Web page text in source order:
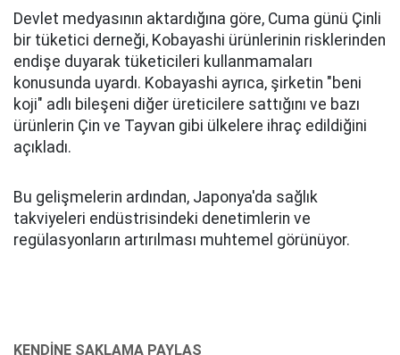
Devlet medyasının aktardığına göre, Cuma günü Çinli
bir tüketici derneği, Kobayashi ürünlerinin risklerinden
endişe duyarak tüketicileri kullanmamaları
konusunda uyardı. Kobayashi ayrıca, şirketin "beni
koji" adlı bileşeni diğer üreticilere sattığını ve bazı
ürünlerin Çin ve Tayvan gibi ülkelere ihraç edildiğini
açıkladı.
Bu gelişmelerin ardından, Japonya'da sağlık
takviyeleri endüstrisindeki denetimlerin ve
regülasyonların artırılması muhtemel görünüyor.